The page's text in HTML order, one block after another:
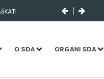
PREVID,
O SDA ORGANI SDA